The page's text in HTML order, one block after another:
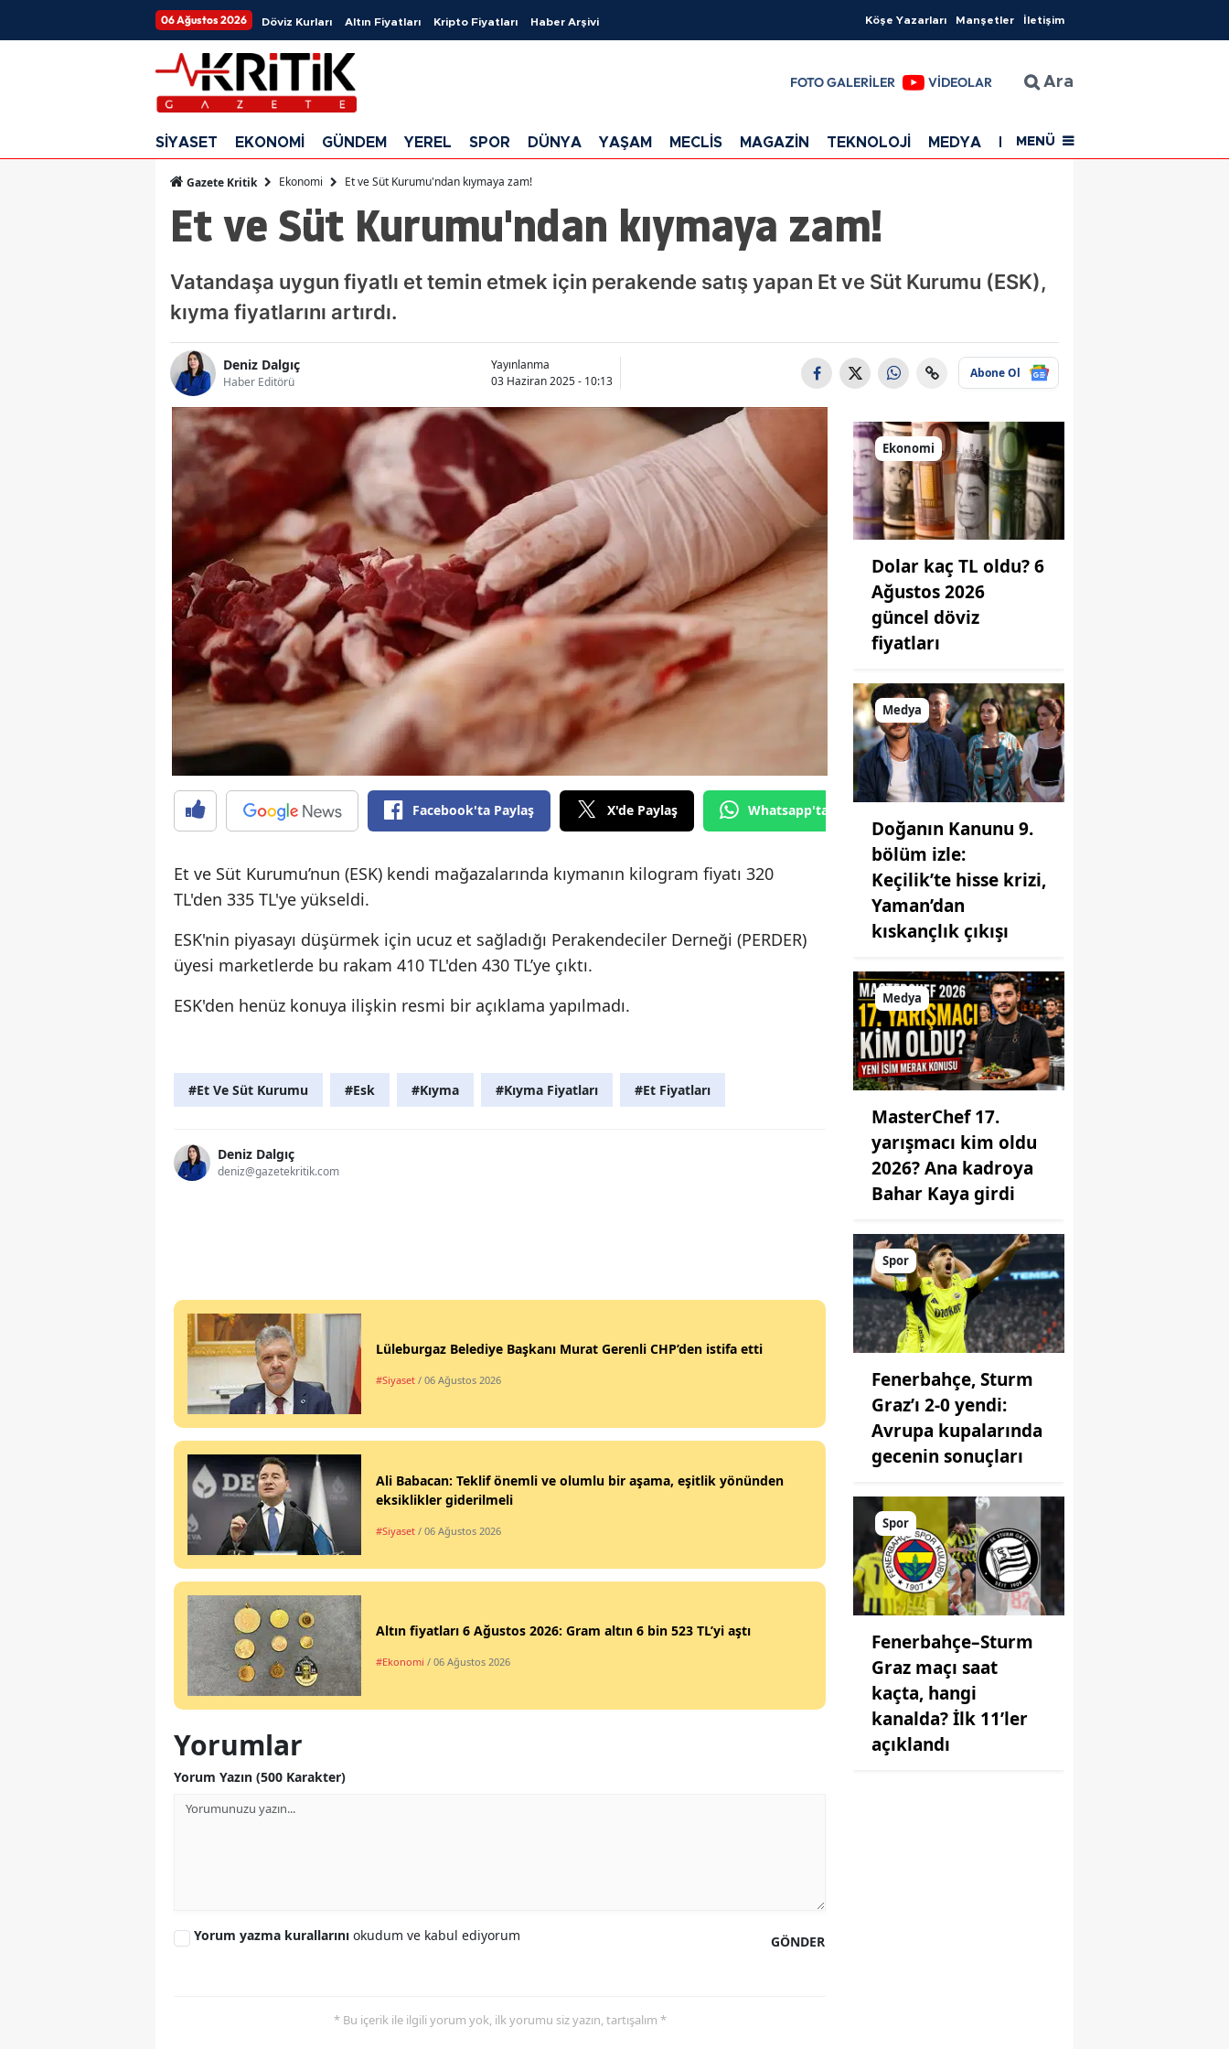
06 Ağustos 2026 Döviz Kurları Altın Fiyatları Kripto Fiyatları Haber Arşivi Köşe Yazarları Manşetler İletişim
FOTO GALERİLER VİDEOLAR Ara
SİYASET EKONOMİ GÜNDEM YEREL SPOR DÜNYA YAŞAM MECLİS MAGAZİN TEKNOLOJİ MEDYA EĞİTİM SAĞLIK
MENÜ
Gazete Kritik Ekonomi Et ve Süt Kurumu'ndan kıymaya zam!
Et ve Süt Kurumu'ndan kıymaya zam!
Vatandaşa uygun fiyatlı et temin etmek için perakende satış yapan Et ve Süt Kurumu (ESK),
kıyma fiyatlarını artırdı.
Deniz Dalgıç
Haber Editörü
Yayınlanma
03 Haziran 2025 - 10:13
Abone Ol
Facebook'ta Paylaş X'de Paylaş Whatsapp'tan Gönder
Et ve Süt Kurumu’nun (ESK) kendi mağazalarında kıymanın kilogram fiyatı 320
TL'den 335 TL'ye yükseldi.
ESK'nin piyasayı düşürmek için ucuz et sağladığı Perakendeciler Derneği (PERDER)
üyesi marketlerde bu rakam 410 TL'den 430 TL’ye çıktı.
ESK'den henüz konuya ilişkin resmi bir açıklama yapılmadı.
#Et Ve Süt Kurumu #Esk #Kıyma #Kıyma Fiyatları #Et Fiyatları
Deniz Dalgıç
deniz@gazetekritik.com
Lüleburgaz Belediye Başkanı Murat Gerenli CHP’den istifa etti
#Siyaset / 06 Ağustos 2026
Ali Babacan: Teklif önemli ve olumlu bir aşama, eşitlik yönünden
eksiklikler giderilmeli
#Siyaset / 06 Ağustos 2026
Altın fiyatları 6 Ağustos 2026: Gram altın 6 bin 523 TL’yi aştı
#Ekonomi / 06 Ağustos 2026
Yorumlar
Yorum Yazın (500 Karakter)
GÖNDER
Yorum yazma kurallarını okudum ve kabul ediyorum
* Bu içerik ile ilgili yorum yok, ilk yorumu siz yazın, tartışalım *
Ekonomi
Dolar kaç TL oldu? 6
Ağustos 2026
güncel döviz
fiyatları
Medya
Doğanın Kanunu 9.
bölüm izle:
Keçilik’te hisse krizi,
Yaman’dan
kıskançlık çıkışı
Medya
MasterChef 17.
yarışmacı kim oldu
2026? Ana kadroya
Bahar Kaya girdi
Spor
Fenerbahçe, Sturm
Graz’ı 2-0 yendi:
Avrupa kupalarında
gecenin sonuçları
Spor
Fenerbahçe–Sturm
Graz maçı saat
kaçta, hangi
kanalda? İlk 11’ler
açıklandı